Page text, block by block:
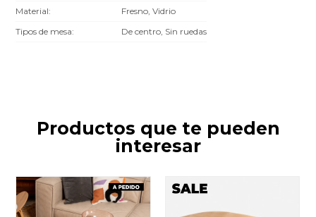
Material
Fresno, Vidrio
Tipos de mesa
De centro, Sin ruedas
Productos que te pueden
interesar